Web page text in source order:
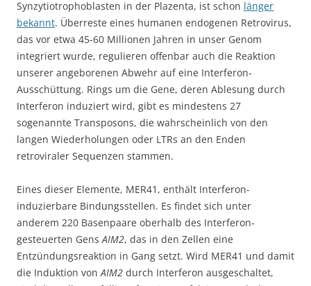
Synzytiotrophoblasten in der Plazenta, ist schon länger
bekannt. Überreste eines humanen endogenen Retrovirus,
das vor etwa 45-60 Millionen Jahren in unser Genom
integriert wurde, regulieren offenbar auch die Reaktion
unserer angeborenen Abwehr auf eine Interferon-
Ausschüttung. Rings um die Gene, deren Ablesung durch
Interferon induziert wird, gibt es mindestens 27
sogenannte Transposons, die wahrscheinlich von den
langen Wiederholungen oder LTRs an den Enden
retroviraler Sequenzen stammen.
Eines dieser Elemente, MER41, enthält Interferon-
induzierbare Bindungsstellen. Es findet sich unter
anderem 220 Basenpaare oberhalb des Interferon-
gesteuerten GensAIM2, das in den Zellen eine
Entzündungsreaktion in Gang setzt. Wird MER41 und damit
die Induktion vonAIM2 durch Interferon ausgeschaltet,